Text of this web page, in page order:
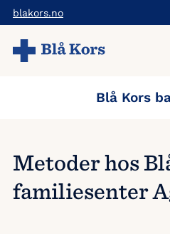
Hopp
til
hovedinnholdet
blakors.no
Blå Kors
Metoder hos
familiesenter